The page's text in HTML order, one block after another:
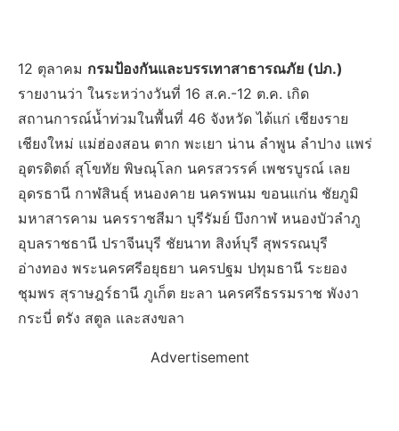
12 ตุลาคม กรมป้องกันและบรรเทาสาธารณภัย (ปภ.)
รายงานว่า ในระหว่างวันที่ 16 ส.ค.-12 ต.ค. เกิด
สถานการณ์น้ำท่วมในพื้นที่ 46 จังหวัด ได้แก่ เชียงราย
เชียงใหม่ แม่ฮ่องสอน ตาก พะเยา น่าน ลำพูน ลำปาง แพร่
อุตรดิตถ์ สุโขทัย พิษณุโลก นครสวรรค์ เพชรบูรณ์ เลย
อุดรธานี กาฬสินธุ์ หนองคาย นครพนม ขอนแก่น ชัยภูมิ
มหาสารคาม นครราชสีมา บุรีรัมย์ บึงกาฬ หนองบัวลำภู
อุบลราชธานี ปราจีนบุรี ชัยนาท สิงห์บุรี สุพรรณบุรี
อ่างทอง พระนครศรีอยุธยา นครปฐม ปทุมธานี ระยอง
ชุมพร สุราษฎร์ธานี ภูเก็ต ยะลา นครศรีธรรมราช พังงา
กระบี่ ตรัง สตูล และสงขลา
Advertisement